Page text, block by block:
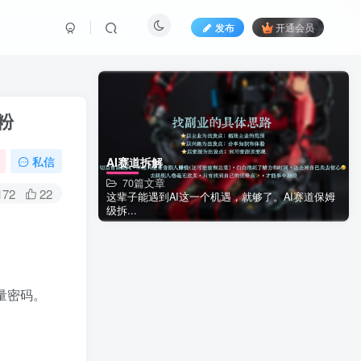
发布 开通会员
私信
22
码。
AI赛道拆解
70篇文章
这辈子能遇到AI这一个机遇，就够了。AI赛道保姆
级拆...